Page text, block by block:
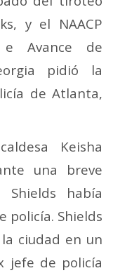
y el NAACP
e Avance de
pidió la
de Atlanta,
Keisha
una breve
había
policía. Shields
ciudad en un
jefe de policía